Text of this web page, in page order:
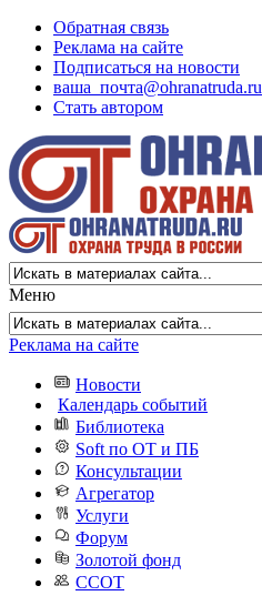
Обратная связь
Реклама на сайте
Подписаться на новости
ваша_почта@ohranatruda.ru
Стать автором
Меню
Реклама на сайте
Новости
Календарь событий
Библиотека
Soft по ОТ и ПБ
Консультации
Агрегатор
Услуги
Форум
Золотой фонд
ССОТ